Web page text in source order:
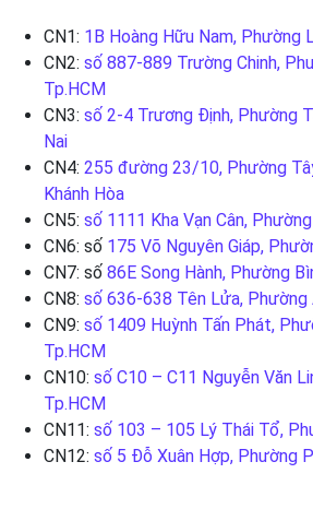
CN1: 1B Hoàng Hữu Nam, Phường
CN2: số 887-889 Trường Chinh,
Tp.HCM
CN3: số 2-4 Trương Định, Phường
Nai
CN4: 255 đường 23/10, Phường
Khánh Hòa
CN5: số 1111 Kha Vạn Cân,
CN6: số 175 Võ Nguyên Giáp,
CN7: số 86E Song Hành, Phường
CN8: số 636-638 Tên Lửa, Phường
CN9: số 1409 Huỳnh Tấn Phát,
Tp.HCM
CN10: số C10 – C11 Nguyễn Văn
Tp.HCM
CN11: số 103 – 105 Lý Thái Tổ,
CN12: số 5 Đỗ Xuân Hợp, Phường